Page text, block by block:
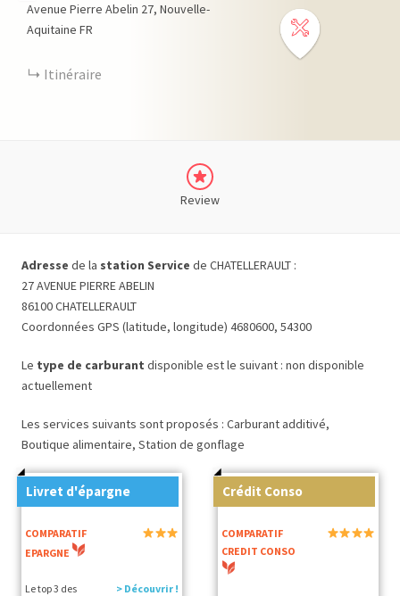
Avenue Pierre Abelin 27 Nouvelle-
Aquitaine FR
Itinéraire
Review
Adresse de la station Service de CHATELLERAULT :
27 AVENUE PIERRE ABELIN
86100 CHATELLERAULT
Coordonnées GPS (latitude, longitude) 4680600, 54300
Le type de carburant disponible est le suivant : non disponible
actuellement
Les services suivants sont proposés : Carburant additivé,
Boutique alimentaire, Station de gonflage
Livret d'épargne
COMPARATIF
EPARGNE
Le top 3 des
> Découvrir !
Crédit Conso
COMPARATIF
CREDIT CONSO